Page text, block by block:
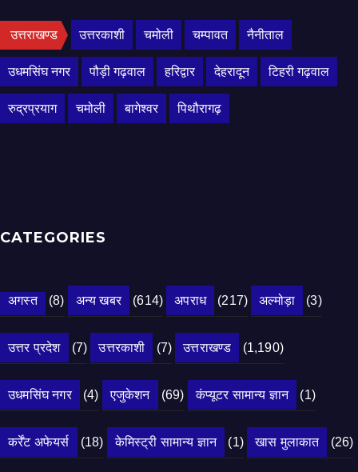
उत्तराखण्ड उत्तरकाशी चमोली चम्पावत नैनीताल
उधमसिंघ नगर पौड़ी गढ़वाल हरिद्वार देहरादून टिहरी गढ़वाल
रुद्रप्रयाग चमोली बागेश्वर पिथौरागढ़
CATEGORIES
अगस्त (8) अन्य खबर (614) अपराध (217) अल्मोड़ा (3)
उत्तर प्रदेश (7) उत्तरकाशी (7) उत्तराखण्ड (1,190)
उधमसिंघ नगर (4) एजुकेशन (69) कंप्यूटर सामान्य ज्ञान (1)
कर्रेंट अफेयर्स (18) केमिस्ट्री सामान्य ज्ञान (1) खास मुलाकात (26)